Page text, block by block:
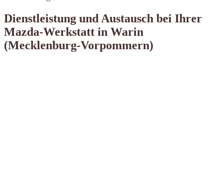
Dienstleistung und Austausch bei Ihrer
Mazda-Werkstatt in Warin
(Mecklenburg-Vorpommern)